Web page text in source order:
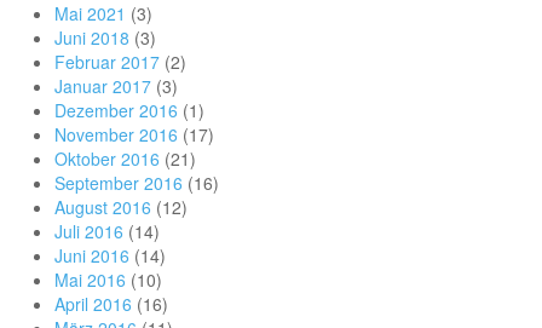
Mai 2021 (3)
Juni 2018 (3)
Februar 2017 (2)
Januar 2017 (3)
Dezember 2016 (1)
November 2016 (17)
Oktober 2016 (21)
September 2016 (16)
August 2016 (12)
Juli 2016 (14)
Juni 2016 (14)
Mai 2016 (10)
April 2016 (16)